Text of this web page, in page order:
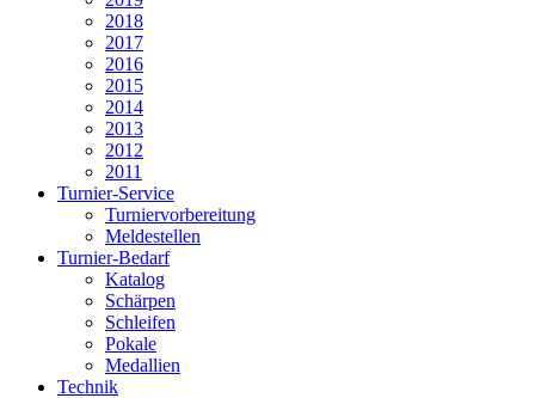
2018
2017
2016
2015
2014
2013
2012
2011
Turnier-Service
Turniervorbereitung
Meldestellen
Turnier-Bedarf
Katalog
Schärpen
Schleifen
Pokale
Medallien
Technik